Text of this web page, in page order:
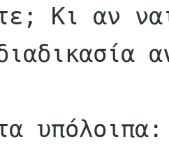
Κι αν
υπόλοιπα: